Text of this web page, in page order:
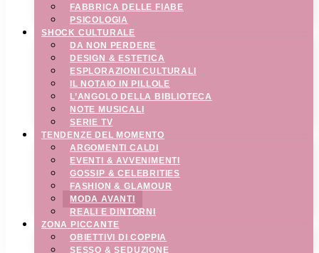
FABBRICA DELLE FIABE
PSICOLOGIA
SHOCK CULTURALE
DA NON PERDERE
DESIGN & ESTETICA
ESPLORAZIONI CULTURALI
IL NOTAIO IN PILLOLE
L’ANGOLO DELLA BIBLIOTECA
NOTE MUSICALI
SERIE TV
TENDENZE DEL MOMENTO
ARGOMENTI CALDI
EVENTI & AVVENIMENTI
GOSSIP & CELEBRITIES
FASHION & GLAMOUR
MODA AVANTI
REALI E DINTORNI
ZONA PICCANTE
OBIETTIVI DI COPPIA
SESSO & SEDUZIONE